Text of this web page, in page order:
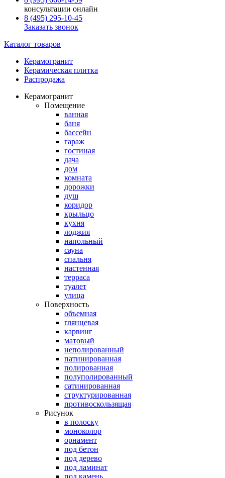
консультации онлайн
8 (495) 295-10-45
Заказать звонок
Каталог товаров
Керамогранит
Керамическая плитка
Распродажа
Керамогранит
Помещение
ванная
баня
бассейн
гараж
гостиная
дача
дом
комната
дорожки
душ
коридор
крыльцо
кухня
лоджия
напольный
сауна
спальня
настенная
терраса
туалет
улица
Поверхность
объемная
глянцевая
карвинг
матовый
неполированный
патинированная
полированная
полуполированный
сатинированная
структурированная
противоскользящая
Рисунок
в полоску
моноколор
орнамент
под бетон
под дерево
под ламинат
под камень